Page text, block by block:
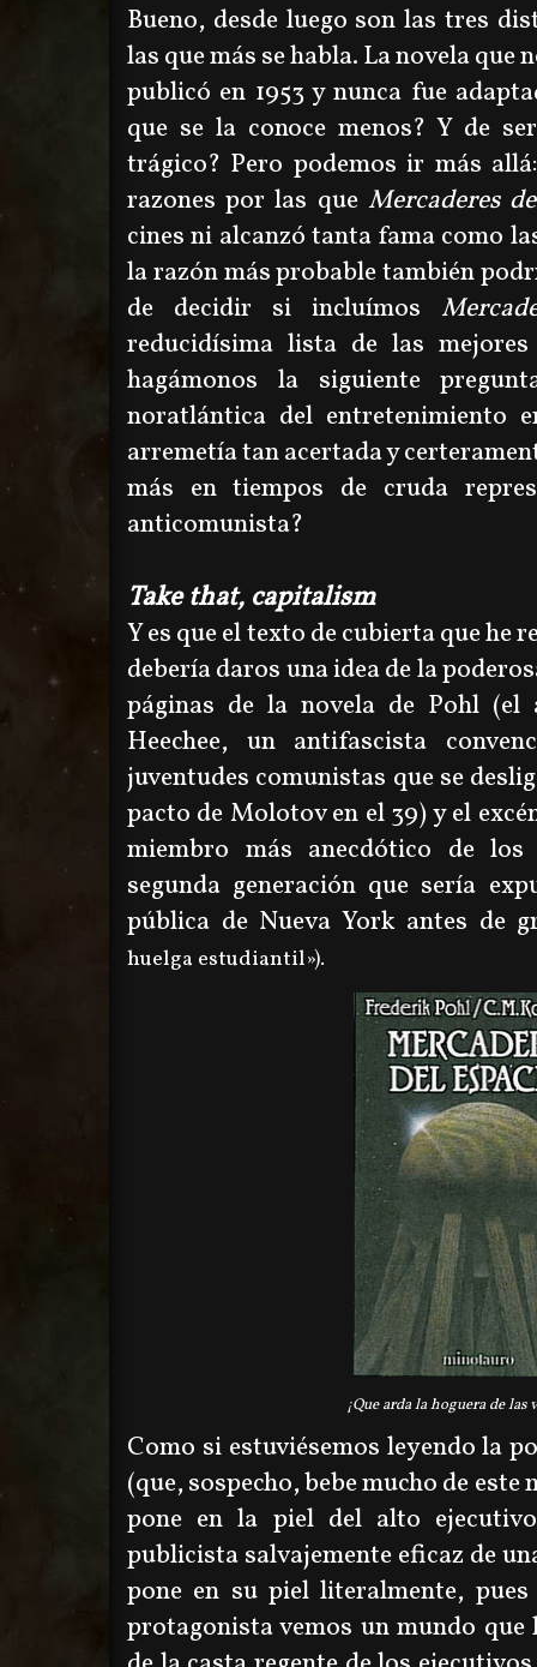
Bueno, desde luego son las tres
las que más se habla. La novela que
publicó en 1953 y nunca fue
que se la conoce menos? Y de
trágico? Pero podemos ir más
razones por las que Mercaderes
cines ni alcanzó tanta fama como
la razón más probable también
de decidir si incluímos
reducidísima lista de las
hagámonos la siguiente
noratlántica del entretenimiento
arremetía tan acertada y
más en tiempos de cruda
anticomunista?
Take that, capitalism
Y es que el texto de cubierta que
debería daros una idea de la
páginas de la novela de Pohl
Heechee, un antifascista
juventudes comunistas que se
pacto de Molotov en el 39) y el
miembro más anecdótico de
segunda generación que sería
pública de Nueva York antes de
huelga estudiantil»).
¡Que arda la hoguera de las
Como si estuviésemos leyendo la
(que, sospecho, bebe mucho de
pone en la piel del alto
publicista salvajemente eficaz de
pone en su piel literalmente,
protagonista vemos un mundo